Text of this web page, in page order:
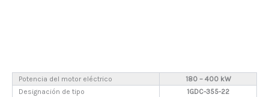
Potencia del motor eléctrico
180 – 400 kW
Designación de tipo
1GDC-355-22